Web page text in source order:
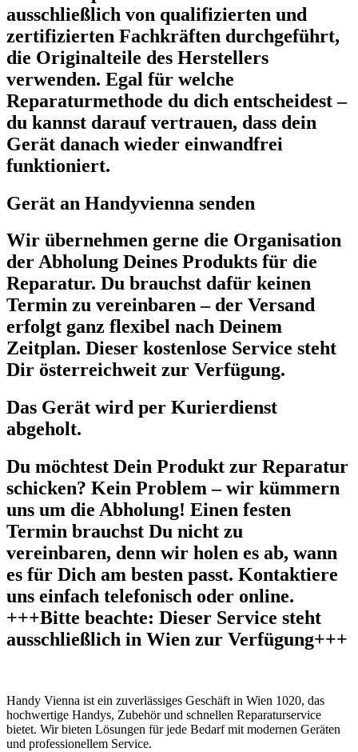
ausschließlich von qualifizierten und
zertifizierten Fachkräften durchgeführt,
die Originalteile des Herstellers
verwenden. Egal für welche
Reparaturmethode du dich entscheidest –
du kannst darauf vertrauen, dass dein
Gerät danach wieder einwandfrei
funktioniert.
Gerät an Handyvienna senden
Wir übernehmen gerne die Organisation
der Abholung Deines Produkts für die
Reparatur. Du brauchst dafür keinen
Termin zu vereinbaren – der Versand
erfolgt ganz flexibel nach Deinem
Zeitplan. Dieser kostenlose Service steht
Dir österreichweit zur Verfügung.
Das Gerät wird per Kurierdienst
abgeholt.
Du möchtest Dein Produkt zur Reparatur
schicken? Kein Problem – wir kümmern
uns um die Abholung! Einen festen
Termin brauchst Du nicht zu
vereinbaren, denn wir holen es ab, wann
es für Dich am besten passt. Kontaktiere
uns einfach telefonisch oder online.
+++Bitte beachte: Dieser Service steht
ausschließlich in Wien zur Verfügung+++
Handy Vienna ist ein zuverlässiges Geschäft in Wien 1020, das
hochwertige Handys, Zubehör und schnellen Reparaturservice
bietet. Wir bieten Lösungen für jede Bedarf mit modernen Geräten
und professionellem Service.